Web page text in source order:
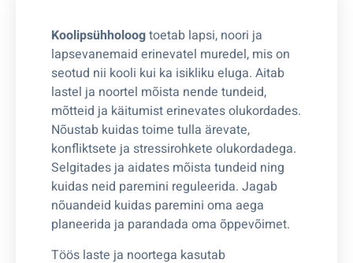
Koolipsühholoogtoetab lapsi, noori ja
lapsevanemaid erinevatel muredel, mis on
seotud nii kooli kui ka isikliku eluga. Aitab
lastel ja noortel mõista nende tundeid,
mõtteid ja käitumist erinevates olukordades.
Nõustab kuidas toime tulla ärevate,
konfliktsete ja stressirohkete olukordadega.
Selgitades ja aidates mõista tundeid ning
kuidas neid paremini reguleerida. Jagab
nõuandeid kuidas paremini oma aega
planeerida ja parandada oma õppevõimet.
Töös laste ja noortega kasutab